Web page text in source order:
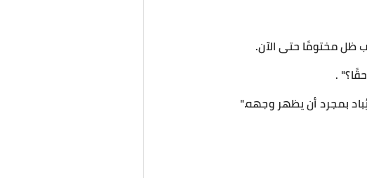
ظل مختومًا حتى الآن.
.
بمجرد أن يظهر وجهه."